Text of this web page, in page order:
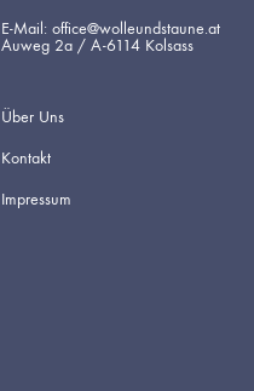
E-Mail: office@wolleundstaune.at
Auweg 2a / A-6114 Kolsass
Über Uns
Kontakt
Impressum